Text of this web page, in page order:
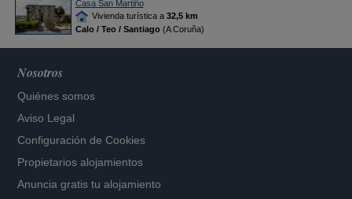
Casa San Martiño
Vivienda turística a 32,5 km
Calo / Teo / Santiago(A Coruña)
Nosotros
Quiénes somos
Aviso Legal
Configuración de Cookies
Propietarios alojamientos
Anuncia gratis tu alojamiento